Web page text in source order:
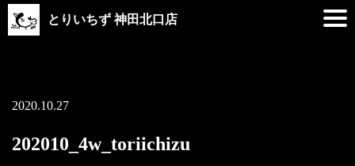
とりいちず 神田北口店
2020.10.27
202010_4w_toriichizu